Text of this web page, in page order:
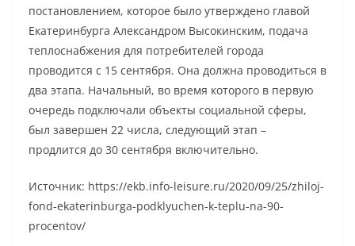
постановлением, которое было утверждено главой
Екатеринбурга Александром Высокинским, подача
теплоснабжения для потребителей города
проводится с 15 сентября. Она должна проводиться в
два этапа. Начальный, во время которого в первую
очередь подключали объекты социальной сферы,
был завершен 22 числа, следующий этап –
продлится до 30 сентября включительно.
Источник: https://ekb.info-leisure.ru/2020/09/25/zhiloj-
fond-ekaterinburga-podklyuchen-k-teplu-na-90-
procentov/